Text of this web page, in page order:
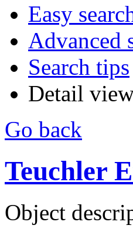
Easy
Advanced
Search tips
Detail
Go back
Teuchler
Object